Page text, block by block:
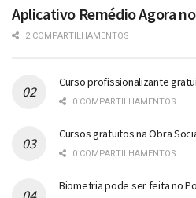
Aplicativo Remédio Agora
2 COMPARTILHAMENTOS
Curso profissionalizante
0 COMPARTILHAMENTOS
Cursos gratuitos na Obra
0 COMPARTILHAMENTOS
Biometria pode ser feita no